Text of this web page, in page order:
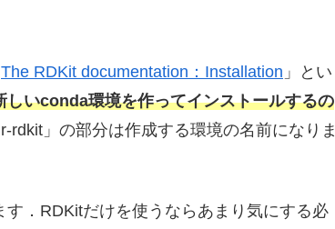
The RDKit documentation：Installation 」とい
しいconda環境を作ってインストールするの
rdkit」の部分は作成する環境の名前になりま
．RDKitだけを使うならあまり気にする必